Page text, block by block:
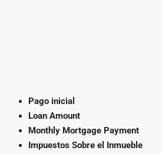
Pago inicial
Loan Amount
Monthly Mortgage Payment
Impuestos Sobre el Inmueble